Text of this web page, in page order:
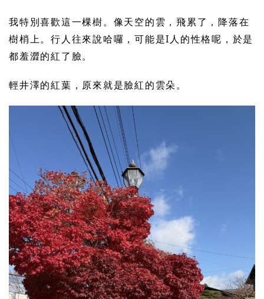
我特別喜歡這一棵樹。像天空的雲，飛累了，降落在
樹梢上。行人往來說哈囉，可能是I人的性格呢，於是
都羞澀的紅了臉。
輕井澤的紅葉，原來就是臉紅的雲朵。